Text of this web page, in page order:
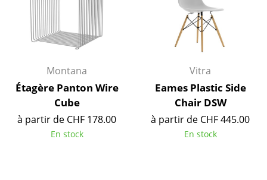
Accessoires
Horloges
Figurines & Miniatures
Plateaux
Montana
Étagère Panton Wire
Cube
à partir de CHF 178.00
En stock
Vitra
Eames Plastic Side
Chair DSW
à partir de CHF 445.00
En stock